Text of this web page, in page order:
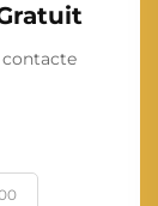
contacte